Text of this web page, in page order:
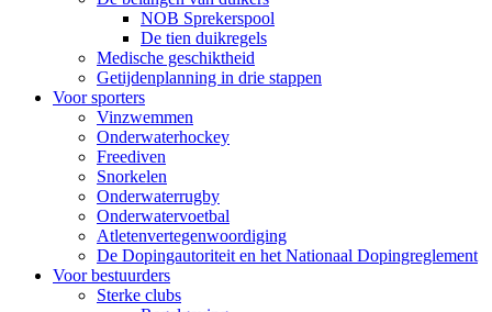
NOB Sprekerspool
De tien duikregels
Medische geschiktheid
Getijdenplanning in drie stappen
Voor sporters
Vinzwemmen
Onderwaterhockey
Freediven
Snorkelen
Onderwaterrugby
Onderwatervoetbal
Atletenvertegenwoordiging
De Dopingautoriteit en het Nationaal Dopingreglement
Voor bestuurders
Sterke clubs